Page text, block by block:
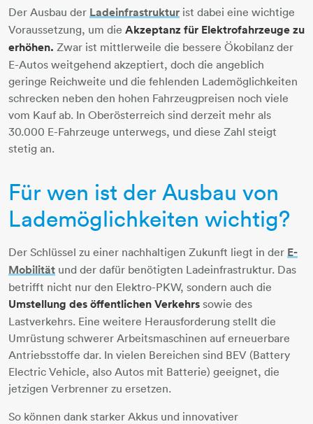
Der Ausbau der Ladeinfrastruktur ​​​​​​​ ist dabei eine wichtige
Voraussetzung, um die Akzeptanz für Elektrofahrzeuge zu
erhöhen. Zwar ist mittlerweile die bessere Ökobilanz der
E-Autos weitgehend akzeptiert, doch die angeblich
geringe Reichweite und die fehlenden Lademöglichkeiten
schrecken neben den hohen Fahrzeugpreisen noch viele
vom Kauf ab. In Oberösterreich sind derzeit mehr als
30.000 E-Fahrzeuge unterwegs, und diese Zahl steigt
stetig an.
Für wen ist der Ausbau von
Lademöglichkeiten wichtig?
Der Schlüssel zu einer nachhaltigen Zukunft liegt in der E-
Mobilität ​​​​​​​ und der dafür benötigten Ladeinfrastruktur. Das
betrifft nicht nur den Elektro-PKW, sondern auch die
Umstellung des öffentlichen Verkehrs sowie des
Lastverkehrs. Eine weitere Herausforderung stellt die
Umrüstung schwerer Arbeitsmaschinen auf erneuerbare
Antriebsstoffe dar. In vielen Bereichen sind BEV (Battery
Electric Vehicle, also Autos mit Batterie) geeignet, die
jetzigen Verbrenner zu ersetzen.
So können dank starker Akkus und innovativer